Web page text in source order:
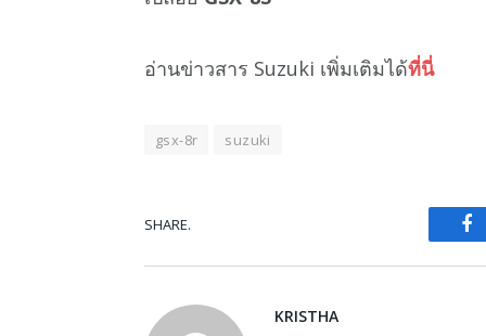
อ่านข่าวสาร Suzuki เพิ่มเติมได้ที่นี่
gsx-8r suzuki
SHARE.
KRISTHA